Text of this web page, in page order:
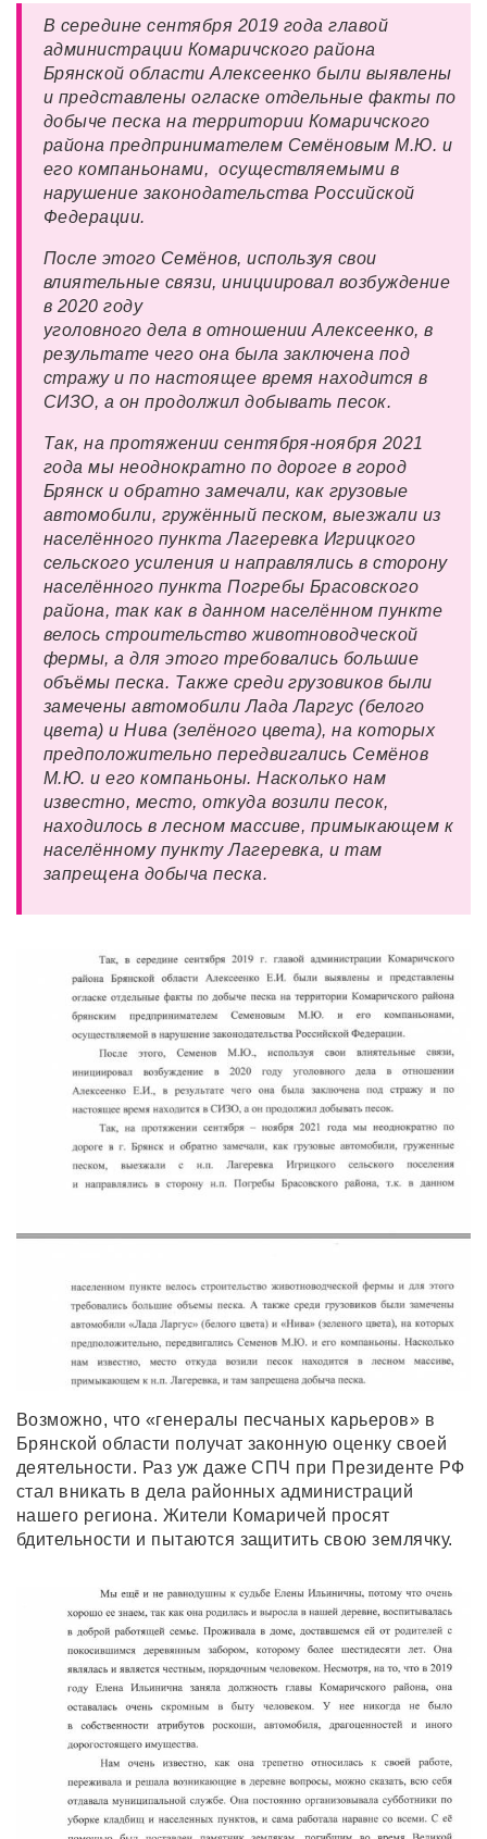
В середине сентября 2019 года главой
администрации Комаричского района
Брянской области Алексеенко были выявлены
и представлены огласке отдельные факты по
добыче песка на территории Комаричского
района предпринимателем Семёновым М.Ю. и
его компаньонами, осуществляемыми в
нарушение законодательства Российской
Федерации.
После этого Семёнов, используя свои
влиятельные связи, инициировал возбуждение
в 2020 году
уголовного дела в отношении Алексеенко, в
результате чего она была заключена под
стражу и по настоящее время находится в
СИЗО, а он продолжил добывать песок.
Так, на протяжении сентября-ноября 2021
года мы неоднократно по дороге в город
Брянск и обратно замечали, как грузовые
автомобили, гружённый песком, выезжали из
населённого пункта Лагеревка Игрицкого
сельского усиления и направлялись в сторону
населённого пункта Погребы Брасовского
района, так как в данном населённом пункте
велось строительство животноводческой
фермы, а для этого требовались большие
объёмы песка. Также среди грузовиков были
замечены автомобили Лада Ларгус (белого
цвета) и Нива (зелёного цвета), на которых
предположительно передвигались Семёнов
М.Ю. и его компаньоны. Насколько нам
известно, место, откуда возили песок,
находилось в лесном массиве, примыкающем к
населённому пункту Лагеревка, и там
запрещена добыча песка.
Возможно, что «генералы песчаных карьеров» в
Брянской области получат законную оценку своей
деятельности. Раз уж даже СПЧ при Президенте РФ
стал вникать в дела районных администраций
нашего региона. Жители Комаричей просят
бдительности и пытаются защитить свою землячку.